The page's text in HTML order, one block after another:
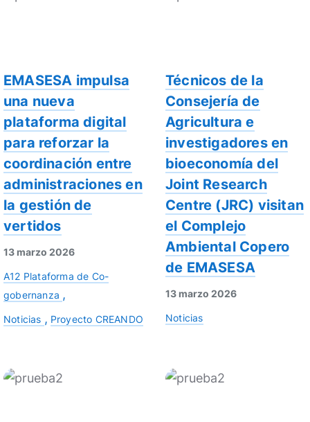
EMASESA impulsa
una nueva
plataforma digital
para reforzar la
coordinación entre
administraciones en
la gestión de
vertidos
13 marzo 2026
A12 Plataforma de Co-
gobernanza
Noticias Proyecto CREANDO
Técnicos de la
Consejería de
Agricultura e
investigadores en
bioeconomía del
Joint Research
Centre (JRC) visitan
el Complejo
Ambiental Copero
de EMASESA
13 marzo 2026
Noticias